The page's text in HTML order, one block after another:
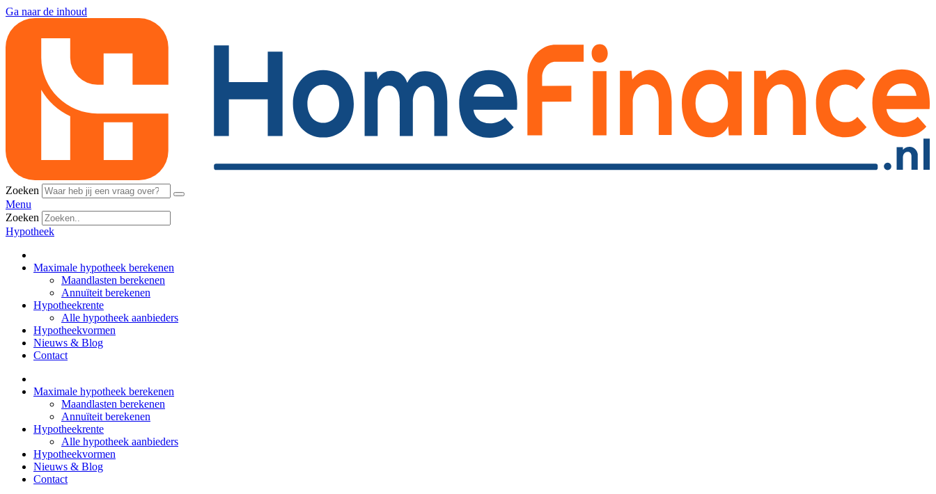
Ga naar de inhoud
Zoeken
Menu
Zoeken
Hypotheek
Maximale hypotheek berekenen
Maandlasten berekenen
Annuïteit berekenen
Hypotheekrente
Alle hypotheek aanbieders
Hypotheekvormen
Nieuws & Blog
Contact
Maximale hypotheek berekenen
Maandlasten berekenen
Annuïteit berekenen
Hypotheekrente
Alle hypotheek aanbieders
Hypotheekvormen
Nieuws & Blog
Contact